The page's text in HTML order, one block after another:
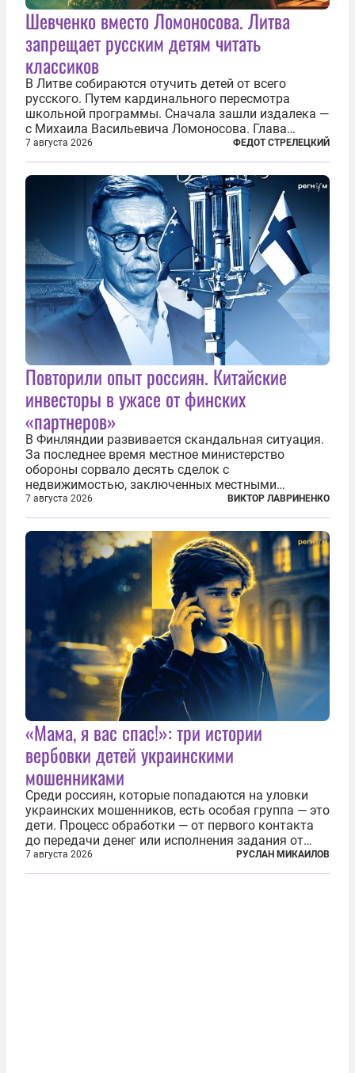
Шевченко вместо Ломоносова. Литва
запрещает русским детям читать
классиков
В Литве собираются отучить детей от всего
русского. Путем кардинального пересмотра
школьной программы. Сначала зашли издалека —
с Михаила Васильевича Ломоносова. Глава
правительства Литвы Миндаугас Синкявичюс
предложил исключить его тексты из программ
общего образования. Мотивировал он это тем,
7 августа 2026 ФЕДОТ СТРЕЛЕЦКИЙ
Повторили опыт россиян. Китайские
инвесторы в ужасе от финских
«партнеров»
В Финляндии развивается скандальная ситуация.
За последнее время местное министерство
обороны сорвало десять сделок с
недвижимостью, заключенных местными
фирмами с китайским капиталом. Чиновники
заявили, что они могли заключаться с целью
создания в Финляндии шпионской сети, чтобы
следить за...
7 августа 2026 ВИКТОР ЛАВРИНЕНКО
«Мама, я вас спас!»: три истории
вербовки детей украинскими
мошенниками
Среди россиян, которые попадаются на уловки
украинских мошенников, есть особая группа — это
дети. Процесс обработки — от первого контакта
до передачи денег или исполнения задания от
кураторов может занять от двух часов до
нескольких месяцев. Детей превращают в
7 августа 2026 РУСЛАН МИКАИЛОВ